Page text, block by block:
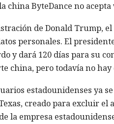
china ByteDance no acepta
de Donald Trump,
personales. El
y dará 120 días para su
china, pero todavía no
estadounidenses ya
creado para excluir el
la empresa